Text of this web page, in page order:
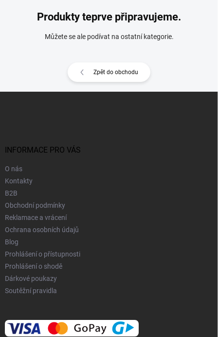
Produkty teprve připravujeme.
Můžete se ale podívat na ostatní kategorie.
Zpět do obchodu
INFORMACE PRO VÁS
O nás
Kontakty
B2B
Obchodní podmínky
Reklamace a vrácení
Ochrana osobních údajů
Blog
Prohlášení o přístupnosti
Prohlášení o shodě
Dárkové poukazy
Soutěžní pravidla